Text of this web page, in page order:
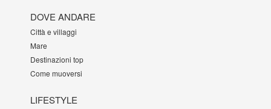
DOVE ANDARE
Città e villaggi
Mare
Destinazioni top
Come muoversi
LIFESTYLE